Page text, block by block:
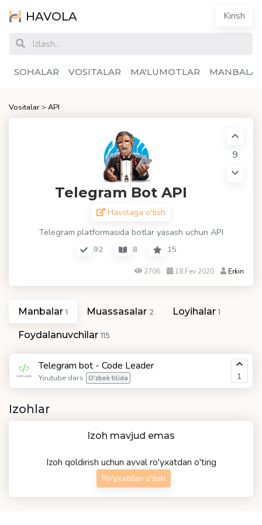
HAVOLA Kirish
SOHALAR VOSITALAR MA'LUMOTLAR
Vositalar> API
Telegram Bot API
Havolaga o'tish
Telegram platformasida botlar yasash uchun API
92 8 15
9
2706 18 Fev 2020 Erkin
Manbalar1 Muassasalar 2 Loyihalar1
Foydalanuvchilar115
Telegram bot - Code Leader
Youtube dars O'zbek tilida 1
Izohlar
Izoh mavjud emas
Izoh qoldirish uchun avval ro'yxatdan o'ting
Ro'yxatdan o'tish